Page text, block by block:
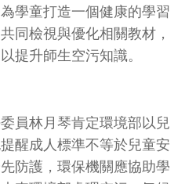
學童打造一個健康的學習
同檢視與優化相關教材，
提升師生空污知識。
員林月琴肯定環境部以兒
醒成人標準不等於兒童安
防護，環保機關應協助學